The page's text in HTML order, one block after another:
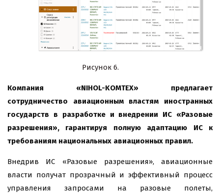
Рисунок 6.
Компания «NIHOL-KOMTEX» предлагает
сотрудничество авиационным властям иностранных
государств в разработке и внедрении ИС «Разовые
разрешения», гарантируя полную адаптацию ИС к
требованиям национальных авиационных правил.
Внедрив ИС «Разовые разрешения», авиационные
власти получат прозрачный и эффективный процесс
управления запросами на разовые полеты,